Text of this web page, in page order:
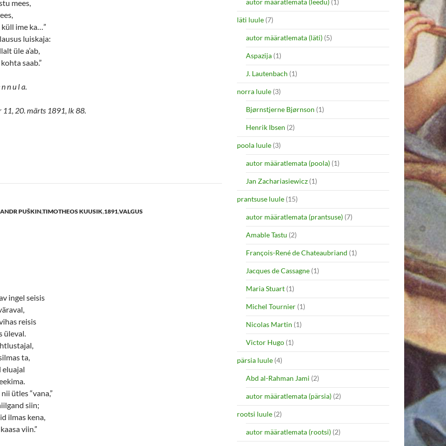
mees,
ime ka…”
luiskaja:
üle a’ab,
saab.”
n u l a.
11, 20. märts 1891, lk 88.
PUŠKIN,TIMOTHEOS KUUSIK,1891,VALGUS
ingel seisis
reisis
üleval.
ta,
eluajal
ütles “vana,”
siin;
ilmas kena,
viin.”
autor määratlemata (leedu) (1)
läti luule (7)
autor määratlemata (läti) (5)
Aspazija (1)
J. Lautenbach (1)
norra luule (3)
Bjørnstjerne Bjørnson (1)
Henrik Ibsen (2)
poola luule (3)
autor määratlemata (poola) (1)
Jan Zachariasiewicz (1)
prantsuse luule (15)
autor määratlemata (prantsuse) (7)
Amable Tastu (2)
François-René de Chateaubriand (1)
Jacques de Cassagne (1)
Maria Stuart (1)
Michel Tournier (1)
Nicolas Martin (1)
Victor Hugo (1)
pärsia luule (4)
Abd al-Rahman Jami (2)
autor määratlemata (pärsia) (2)
rootsi luule (2)
autor määratlemata (rootsi) (2)